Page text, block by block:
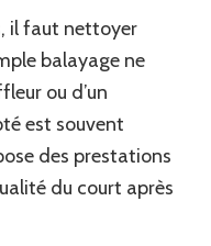
il faut nettoyer
balayage ne
ou d’un
est souvent
des prestations
du court après